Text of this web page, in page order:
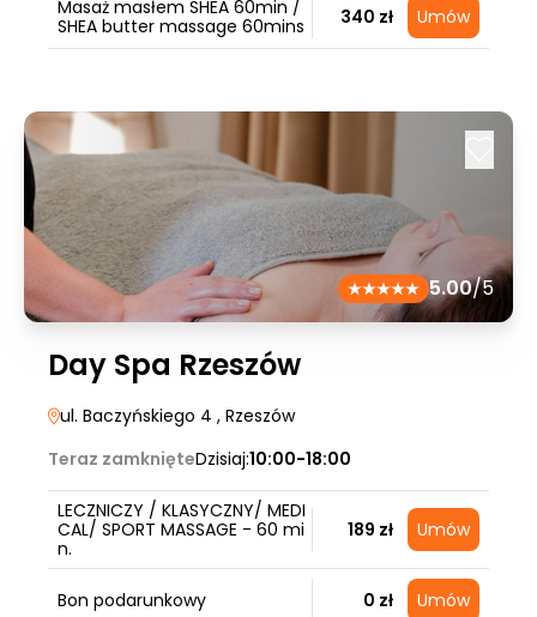
Masaż masłem SHEA 60min /
SHEA butter massage 60mins
340 zł Umów
5.00/5
Day Spa Rzeszów
ul. Baczyńskiego 4 , Rzeszów
Teraz zamknięteDzisiaj:10:00-18:00
LECZNICZY / KLASYCZNY/ MEDI
CAL/ SPORT MASSAGE - 60 mi
n.
189 zł Umów
Bon podarunkowy 0 zł Umów